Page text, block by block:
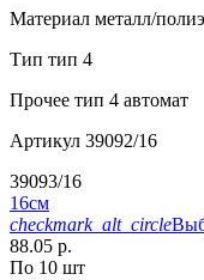
Материал металл/
Тип тип 4
Прочее тип 4 автомат
Артикул 39092/16
39093/16
16см
checkmark_alt_circle
88.05 р.
По 10 шт